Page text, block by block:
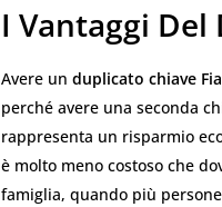
I Vantaggi Del
Avere un duplicato chiave
perché avere una seconda
rappresenta un risparmio
è molto meno costoso che
famiglia, quando più